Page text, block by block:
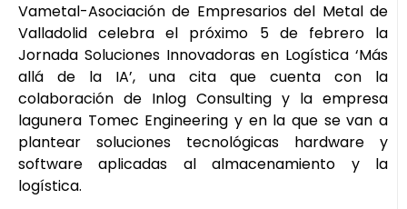
Vametal-Asociación de Empresarios del Metal de
Valladolid celebra el próximo 5 de febrero la
Jornada Soluciones Innovadoras en Logística ‘Más
allá de la IA’, una cita que cuenta con la
colaboración de Inlog Consulting y la empresa
lagunera Tomec Engineering y en la que se van a
plantear soluciones tecnológicas hardware y
software aplicadas al almacenamiento y la
logística.